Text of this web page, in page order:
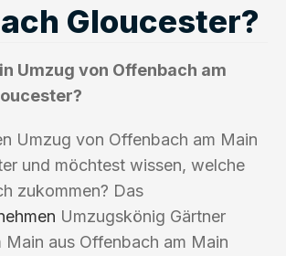
Gloucester?
Umzug von Offenbach am
Umzug von Offenbach am Main
und möchtest wissen, welche
zukommen? Das
Umzugskönig Gärtner
Main aus Offenbach am Main